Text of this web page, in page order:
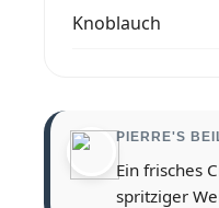
Knoblauch
PIERRE'S
Ein frisches
spritziger